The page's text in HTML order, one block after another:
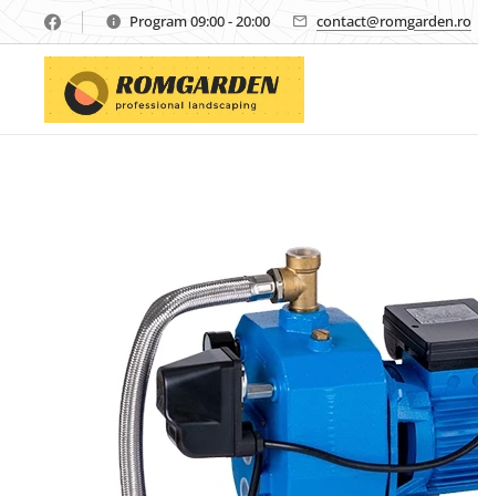
Program 09:00 - 20:00 contact@romgarden.ro